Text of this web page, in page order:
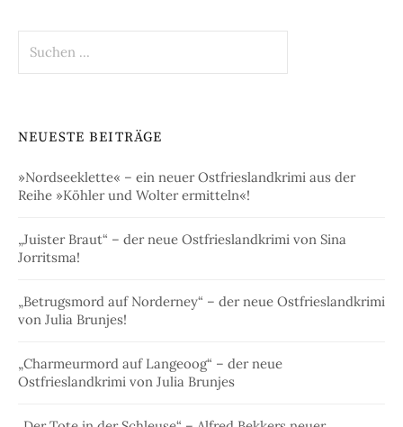
nach:
NEUESTE BEITRÄGE
»Nordseeklette« – ein neuer Ostfrieslandkrimi aus der
Reihe »Köhler und Wolter ermitteln«!
„Juister Braut“ – der neue Ostfrieslandkrimi von Sina
Jorritsma!
„Betrugsmord auf Norderney“ – der neue Ostfrieslandkrimi
von Julia Brunjes!
„Charmeurmord auf Langeoog“ – der neue
Ostfrieslandkrimi von Julia Brunjes